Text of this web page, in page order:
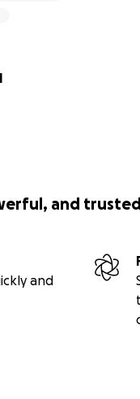
Zimmer in dem
Mama
and
and